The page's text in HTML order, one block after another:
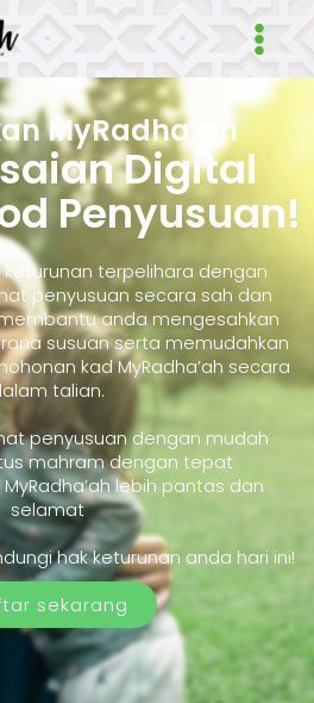
Main
MyRadha’ah
Digital
Penyusuan!
terpelihara dengan
penyusuan secara sah dan
anda mengesahkan
susuan serta memudahkan
kad MyRadha’ah secara
talian.
penyusuan dengan mudah
mahram dengan tepat
lebih pantas dan
selamat
hak keturunan anda hari ini!
sekarang